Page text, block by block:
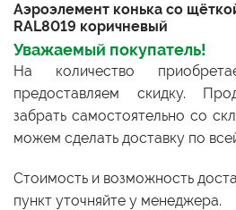
Аэроэлемент конька со
RAL8019 коричневый
Уважаемый покупатель!
На количество
предоставляем скидку.
забрать самостоятельно со
можем сделать доставку по
Стоимость и возможность
пункт уточняйте у менеджера.